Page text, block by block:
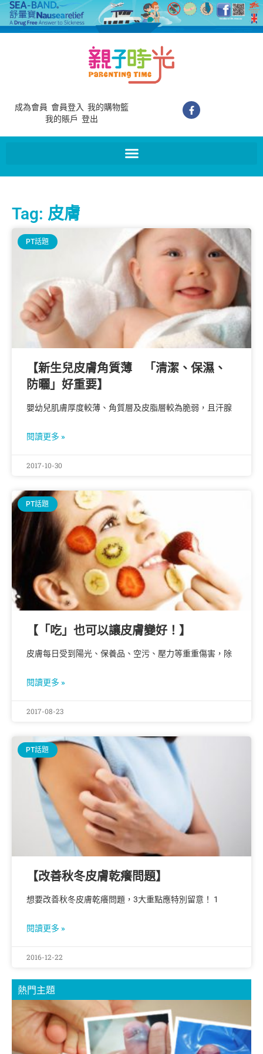
成為會員 會員登入 我的購物籃
我的賬戶 登出
Tag: 皮膚
PT話題
【新生兒皮膚角質薄 「清潔、保濕、
防曬」好重要】
嬰幼兒肌膚厚度較薄、角質層及皮脂層較為脆弱，且汗腺
閱讀更多 »
2017-10-30
PT話題
【「吃」也可以讓皮膚變好！】
皮膚每日受到陽光、保養品、空污、壓力等重重傷害，除
閱讀更多 »
2017-08-23
PT話題
【改善秋冬皮膚乾癢問題】
想要改善秋冬皮膚乾癢問題，3大重點應特別留意！ 1
閱讀更多 »
2016-12-22
熱門主題